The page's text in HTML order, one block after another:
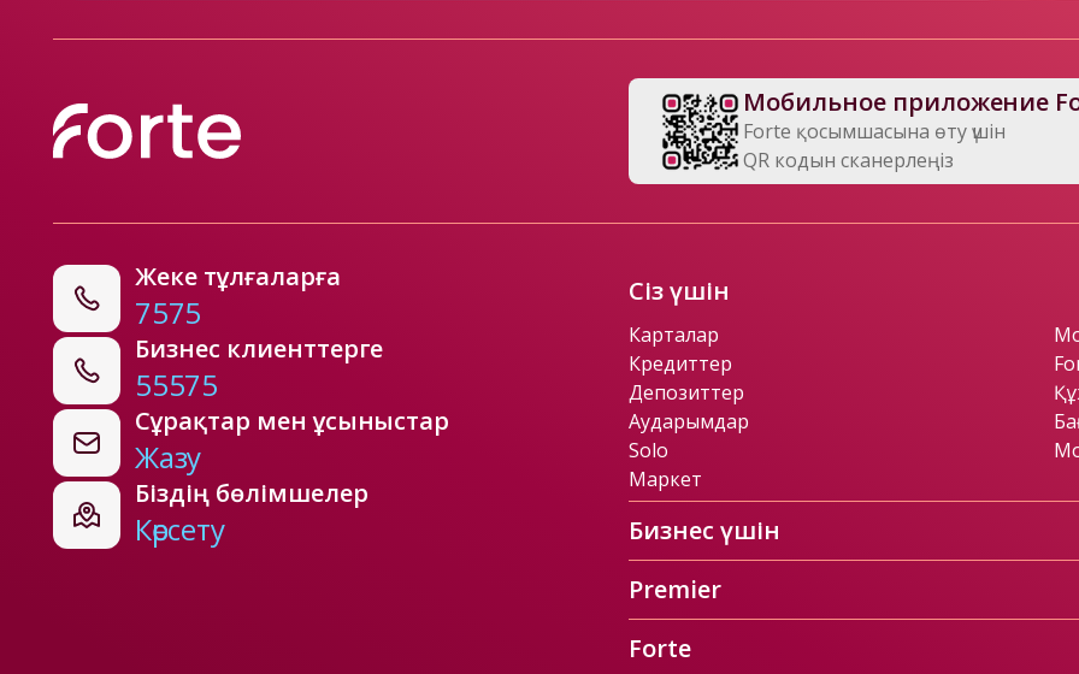
Мобильное приложение
Forte қосымшасына өту үшін
QR кодын сканерлеңіз
Жеке тұлғаларға
7575
Бизнес клиенттерге
55575
Сұрақтар мен ұсыныстар
Жазу
Біздің бөлімшелер
Көрсету
Сіз үшін
Карталар
Кредиттер
Депозиттер
Аударымдар
Solo
Маркет
Бизнес үшін
Premier
Forte